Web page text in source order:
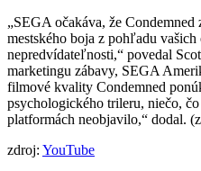
„SEGA očakáva, že Condemned
mestského boja z pohľadu
nepredvídateľnosti,“ povedal
marketingu zábavy, SEGA
filmové kvality Condemned
psychologického trileru, niečo, čo
platformách neobjavilo,“ dodal.
zdroj: YouTube